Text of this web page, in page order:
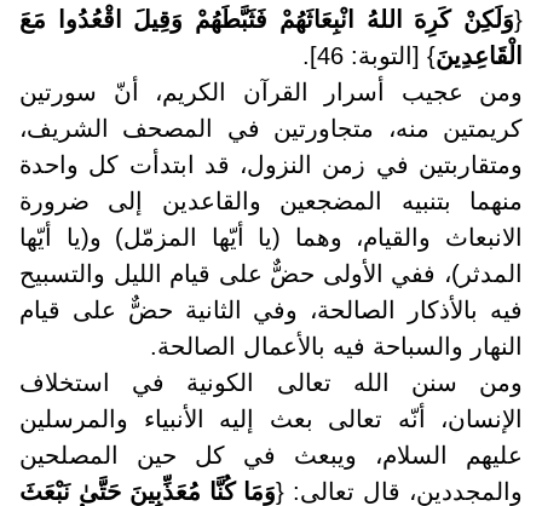
{وَلَكِنْ كَرِهَ اللهُ انْبِعَاثَهُمْ فَثَبَّطَهُمْ وَقِيلَ اقْعُدُوا مَعَ
الْقَاعِدِينَ} [التوبة: 46].
ومن عجيب أسرار القرآن الكريم، أنّ سورتين
كريمتين منه، متجاورتين في المصحف الشريف،
ومتقاربتين في زمن النزول، قد ابتدأت كل واحدة
منهما بتنبيه المضجعين والقاعدين إلى ضرورة
الانبعاث والقيام، وهما (يا أيّها المزمّل) و(يا أيّها
المدثر)، ففي الأولى حضٌّ على قيام الليل والتسبيح
فيه بالأذكار الصالحة، وفي الثانية حضٌّ على قيام
النهار والسباحة فيه بالأعمال الصالحة.
ومن سنن الله تعالى الكونية في استخلاف
الإنسان، أنّه تعالى بعث إليه الأنبياء والمرسلين
عليهم السلام، ويبعث في كل حين المصلحين
والمجددين، قال تعالى: {وَمَا كُنَّا مُعَذِّبِينَ حَتَّىٰ نَبْعَثَ